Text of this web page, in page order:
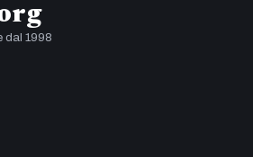
dal 1998